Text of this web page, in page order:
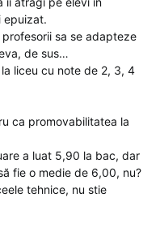
epuizat.
sa se adapteze
de sus…
liceu cu note de 2, 3, 4
ca promovabilitatea la
a luat 5,90 la bac, dar
fie o medie de 6,00, nu?
tehnice, nu stie